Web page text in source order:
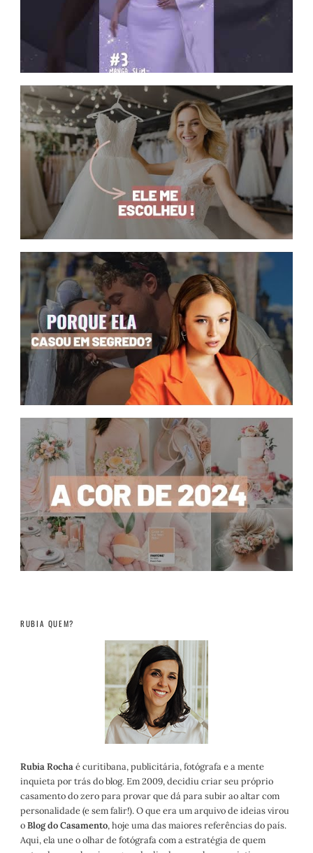
RUBIA QUEM?
Rubia Rochaé curitibana, publicitária, fotógrafa e a mente
inquieta por trás do blog. Em 2009, decidiu criar seu próprio
casamento do zero para provar que dá para subir ao altar com
personalidade (e sem falir!). O que era um arquivo de ideias virou
oBlog do Casamento, hoje uma das maiores referências do país.
Aqui, ela une o olhar de fotógrafa com a estratégia de quem